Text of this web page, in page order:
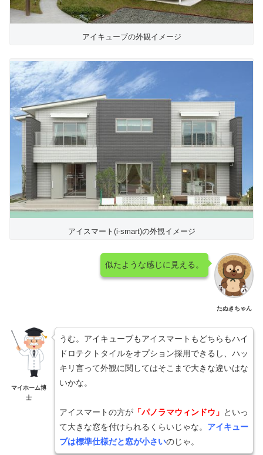
アイキューブの外観イメージ
アイスマート(i-smart)の外観イメージ
たぬきちゃん
似たような感じに見える。
マイホーム博
士
うむ。アイキューブもアイスマートもどちらもハイ
ドロテクトタイルをオプション採用できるし、ハッ
キリ言って外観に関してはそこまで大きな違いはな
いかな。
アイスマートの方が「パノラマウィンドウ」 といっ
て大きな窓を付けられるくらいじゃな。 アイキュー
ブは標準仕様だと窓が小さいのじゃ。